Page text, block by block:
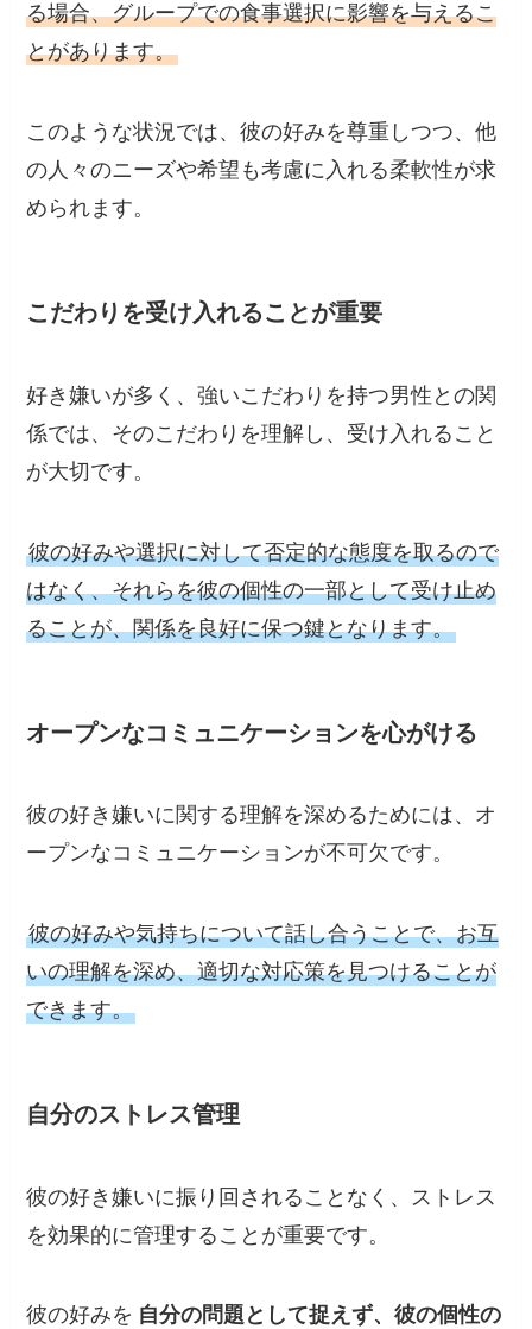
る場合、グループでの食事選択に影響を与えるこ
とがあります。
このような状況では、彼の好みを尊重しつつ、他
の人々のニーズや希望も考慮に入れる柔軟性が求
められます。
こだわりを受け入れることが重要
好き嫌いが多く、強いこだわりを持つ男性との関
係では、そのこだわりを理解し、受け入れること
が大切です。
彼の好みや選択に対して否定的な態度を取るので
はなく、それらを彼の個性の一部として受け止め
ることが、関係を良好に保つ鍵となります。
オープンなコミュニケーションを心がける
彼の好き嫌いに関する理解を深めるためには、オ
ープンなコミュニケーションが不可欠です。
彼の好みや気持ちについて話し合うことで、お互
いの理解を深め、適切な対応策を見つけることが
できます。
自分のストレス管理
彼の好き嫌いに振り回されることなく、ストレス
を効果的に管理することが重要です。
彼の好みを 自分の問題として捉えず、彼の個性の